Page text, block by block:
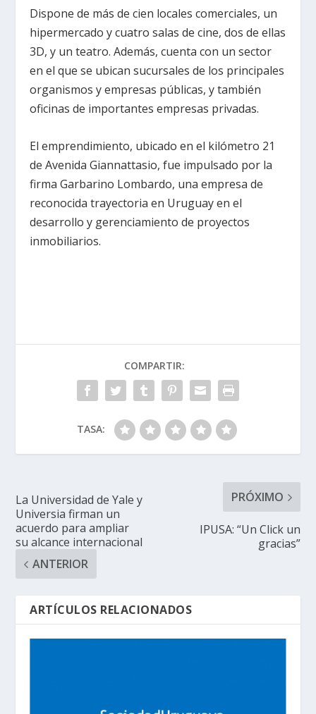
Dispone de más de cien locales comerciales, un
hipermercado y cuatro salas de cine, dos de ellas
3D, y un teatro. Además, cuenta con un sector
en el que se ubican sucursales de los principales
organismos y empresas públicas, y también
oficinas de importantes empresas privadas.
El emprendimiento, ubicado en el kilómetro 21
de Avenida Giannattasio, fue impulsado por la
firma Garbarino Lombardo, una empresa de
reconocida trayectoria en Uruguay en el
desarrollo y gerenciamiento de proyectos
inmobiliarios.
COMPARTIR:
TASA:
La Universidad de Yale y
Universia firman un
acuerdo para ampliar
su alcance internacional
ANTERIOR
PRÓXIMO
IPUSA: “Un Click un
gracias”
ARTÍCULOS RELACIONADOS